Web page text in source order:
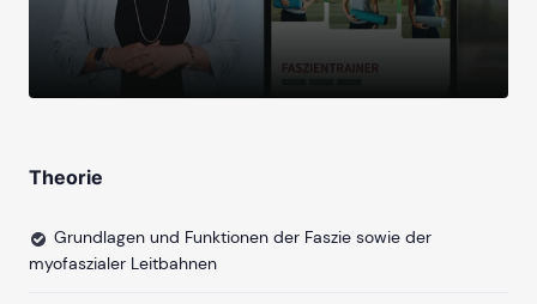
Theorie
Grundlagen und Funktionen der Faszie sowie der
myofaszialer Leitbahnen